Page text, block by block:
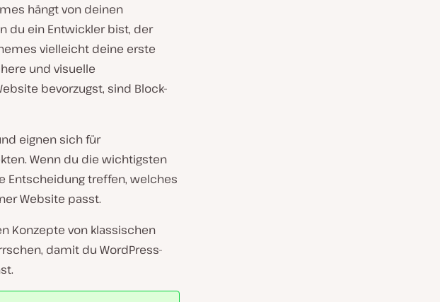
hängt von deinen
du ein Entwickler bist, der
vielleicht deine erste
und visuelle
bevorzugst, sind Block-
eignen sich für
Wenn du die wichtigsten
Entscheidung treffen, welches
Website passt.
Konzepte von klassischen
damit du WordPress-